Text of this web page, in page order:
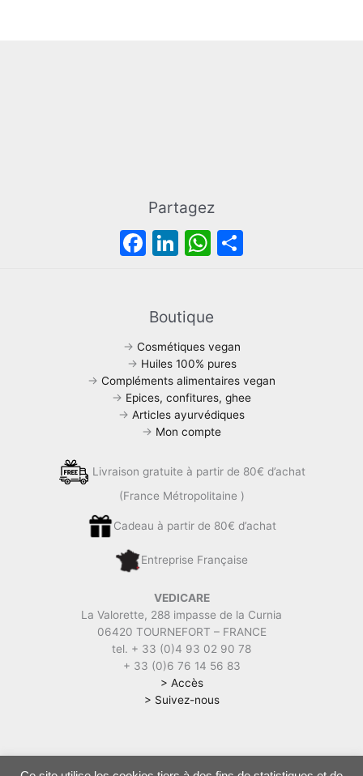
Partagez
F
e
b
o
o
k
Li
e
dI
n
W
A
p
p
Boutique
→ Cosmétiques vegan
→ Huiles 100% pures
→ Compléments alimentaires vegan
→ Epices, confitures, ghee
→ Articles ayurvédiques
→ Mon compte
Livraison gratuite à partir de 80€ d’achat
(France Métropolitaine )
Cadeau à partir de 80€ d’achat
Entreprise Française
VEDICARE
La Valorette, 288 impasse de la Curnia
06420 TOURNEFORT – FRANCE
tel. + 33 (0)4 93 02 90 78
+ 33 (0)6 76 14 56 83
> Accès
> Suivez-nous